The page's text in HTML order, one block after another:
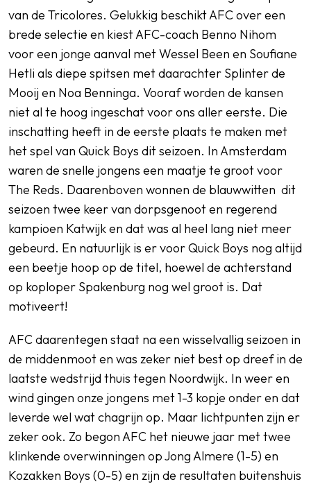
van de Tricolores. Gelukkig beschikt AFC over een
brede selectie en kiest AFC-coach Benno Nihom
voor een jonge aanval met Wessel Been en Soufiane
Hetli als diepe spitsen met daarachter Splinter de
Mooij en Noa Benninga. Vooraf worden de kansen
niet al te hoog ingeschat voor ons aller eerste. Die
inschatting heeft in de eerste plaats te maken met
het spel van Quick Boys dit seizoen. In Amsterdam
waren de snelle jongens een maatje te groot voor
The Reds. Daarenboven wonnen de blauwwitten dit
seizoen twee keer van dorpsgenoot en regerend
kampioen Katwijk en dat was al heel lang niet meer
gebeurd. En natuurlijk is er voor Quick Boys nog altijd
een beetje hoop op de titel, hoewel de achterstand
op koploper Spakenburg nog wel groot is. Dat
motiveert!
AFC daarentegen staat na een wisselvallig seizoen in
de middenmoot en was zeker niet best op dreef in de
laatste wedstrijd thuis tegen Noordwijk. In weer en
wind gingen onze jongens met 1-3 kopje onder en dat
leverde wel wat chagrijn op. Maar lichtpunten zijn er
zeker ook. Zo begon AFC het nieuwe jaar met twee
klinkende overwinningen op Jong Almere (1-5) en
Kozakken Boys (0-5) en zijn de resultaten buitenshuis